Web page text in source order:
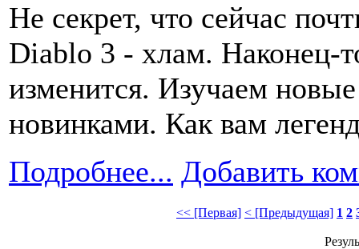
Не секрет, что сейчас
Diablo 3 - хлам. Наконец-
изменится. Изучаем
новинками. Как вам
Подробнее... Добавить
<< [Первая] < [Предыдущая] 1 2